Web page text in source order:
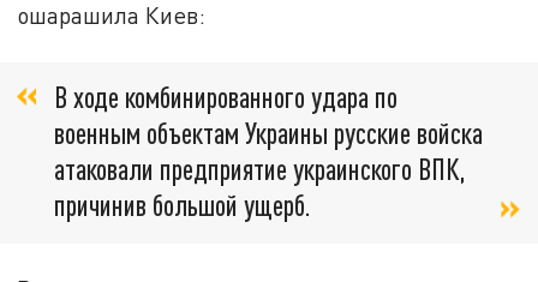
ошарашила Киев:
В ходе комбинированного удара по
военным объектам Украины русские войска
атаковали предприятие украинского ВПК,
причинив большой ущерб.